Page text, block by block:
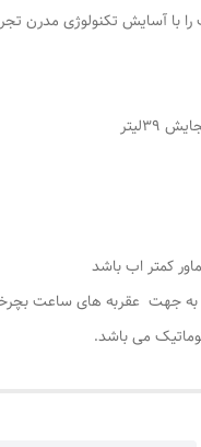
با آسایش تکنولوژی مدرن
می باشد.